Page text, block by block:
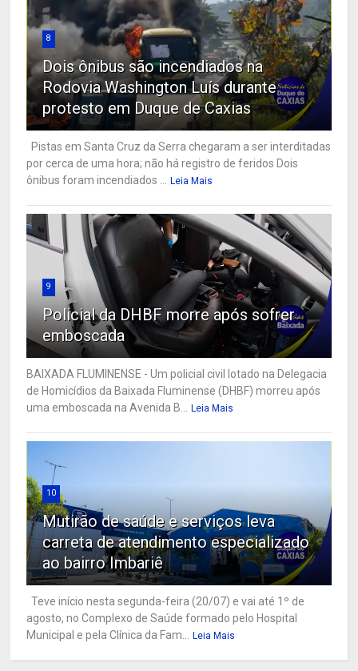
8
Dois ônibus são incendiados na
Rodovia Washington Luís durante
protesto em Duque de Caxias
Pistas em Santa Cruz da Serra chegaram a ser interditadas
por cerca de uma hora; não há registro de feridos Dois
ônibus foram incendiados ...
Leia Mais
9
Policial da DHBF morre após sofrer
emboscada
BAIXADA FLUMINENSE - Um policial civil lotado na Delegacia
de Homicídios da Baixada Fluminense (DHBF) morreu após
uma emboscada na Avenida B...
Leia Mais
10
Mutirão de saúde e serviços leva
carreta de atendimento especializado
ao bairro Imbariê
Teve início nesta segunda-feira (20/07) e vai até 1º de
agosto, no Complexo de Saúde formado pelo Hospital
Municipal e pela Clínica da Fam...
Leia Mais